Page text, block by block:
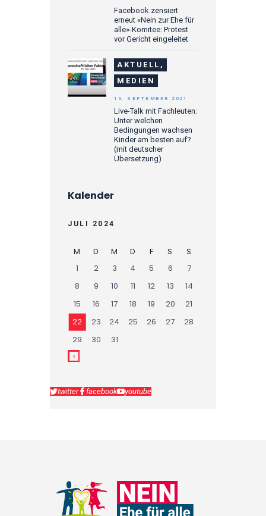
Facebook zensiert
erneut «Nein zur Ehe für
alle»-Komitee: Protest
vor Gericht eingeleitet
AKTUELL,
MEDIEN
Live-Talk mit Fachleuten:
Unter welchen
Bedingungen wachsen
Kinder am besten auf?
(mit deutscher
Übersetzung)
16. SEPTEMBER 2021
Kalender
JULI 2024
M D M D F S
S
1
2 3 4 5 6
7
8
9 10 11 12 13
14
15
16 17 18 19 20
21
22
23 24 25 26 27
28
29
30 31
twitter facebook youtube